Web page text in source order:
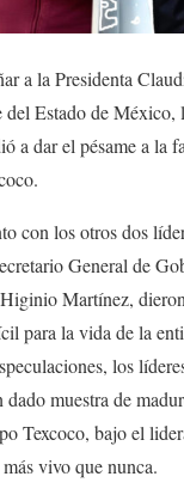
a la Presidenta
del Estado de México,
a dar el pésame a la
con los otros dos
General de
Martínez,
para la vida de la
los
muestra de
Texcoco, bajo el
vivo que nunca.